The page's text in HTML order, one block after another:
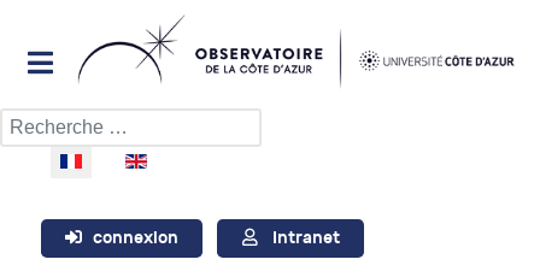
Rechercher
Sélectionnez votre langue
connexion Intranet